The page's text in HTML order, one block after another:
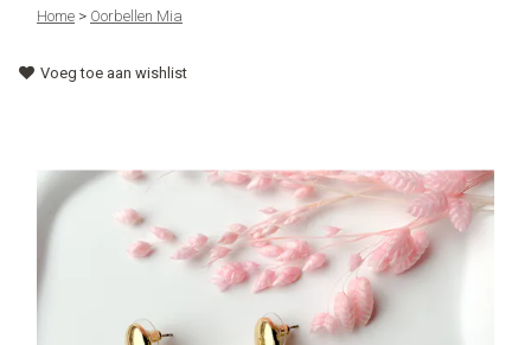
Just arrived
Juwelen & Accessoires
Lifestyle & Gifts
Cadeaubon
Home > Oorbellen Mia
Voeg toe aan wishlist